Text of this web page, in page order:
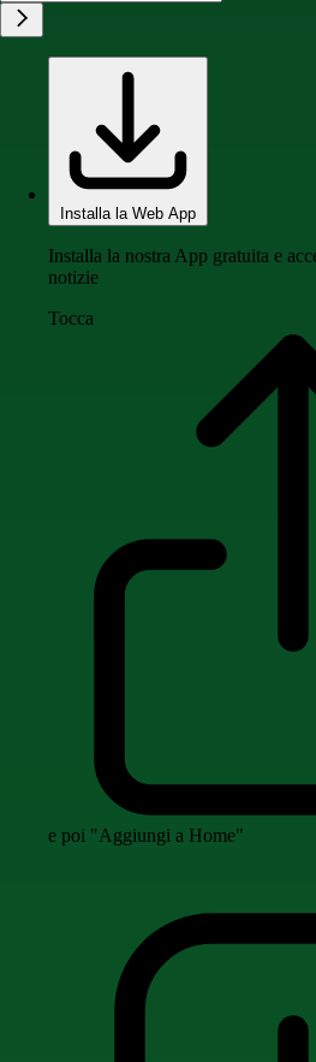
Installa la Web App
Installa la nostra App gratuita e
notizie
Tocca
e poi "Aggiungi a Home"